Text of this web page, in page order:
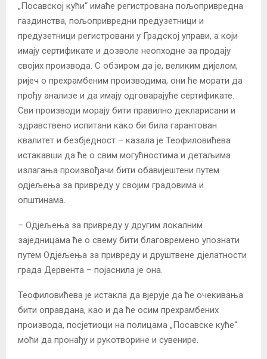
„Посавској кући“ имаће регистрована пољопривредна
газдинства, пољопривредни предузетници и
предузетници регистровани у Градској управи, а који
имају сертификате и дозволе неопходне за продају
својих производа. С обзиром да је, великим дијелом,
ријеч о прехрамбеним производима, они ће морати да
прођу анализе и да имају одговарајуће сертификате.
Сви производи морају бити правилно декларисани и
здравствено испитани како би била гарантован
квалитет и безбједност – казала је Теофиловићева
истакавши да ће о свим могућностима и детаљима
излагања произвођачи бити обавијештени путем
одјељења за привреду у својим градовима и
општинама.
– Одјељења за привреду у другим локалним
заједницама ће о свему бити благовремено упознати
путем Одјељења за привреду и друштвене дјелатности
града Дервента – појаснила је она.
Теофиловићева је истакла да вјерује да ће очекивања
бити оправдана, као и да ће осим прехрамбених
производа, посјетиоци на полицама „Посавске куће“
моћи да пронађу и рукотворине и сувенире.